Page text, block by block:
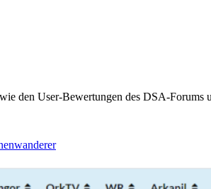
den User-Bewertungen des DSA-Forums